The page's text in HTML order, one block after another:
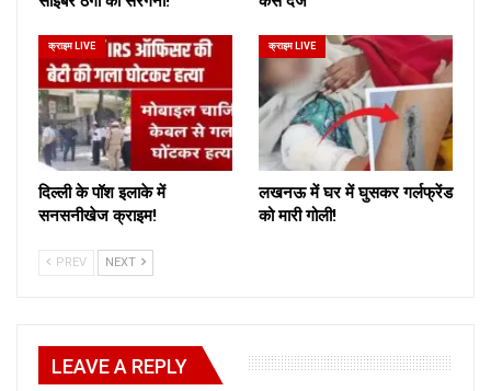
क्राइम LIVE
दिल्ली के पॉश इलाके में
सनसनीखेज क्राइम!
क्राइम LIVE
लखनऊ में घर में घुसकर गर्लफ्रेंड
को मारी गोली!
PREV NEXT
LEAVE A REPLY